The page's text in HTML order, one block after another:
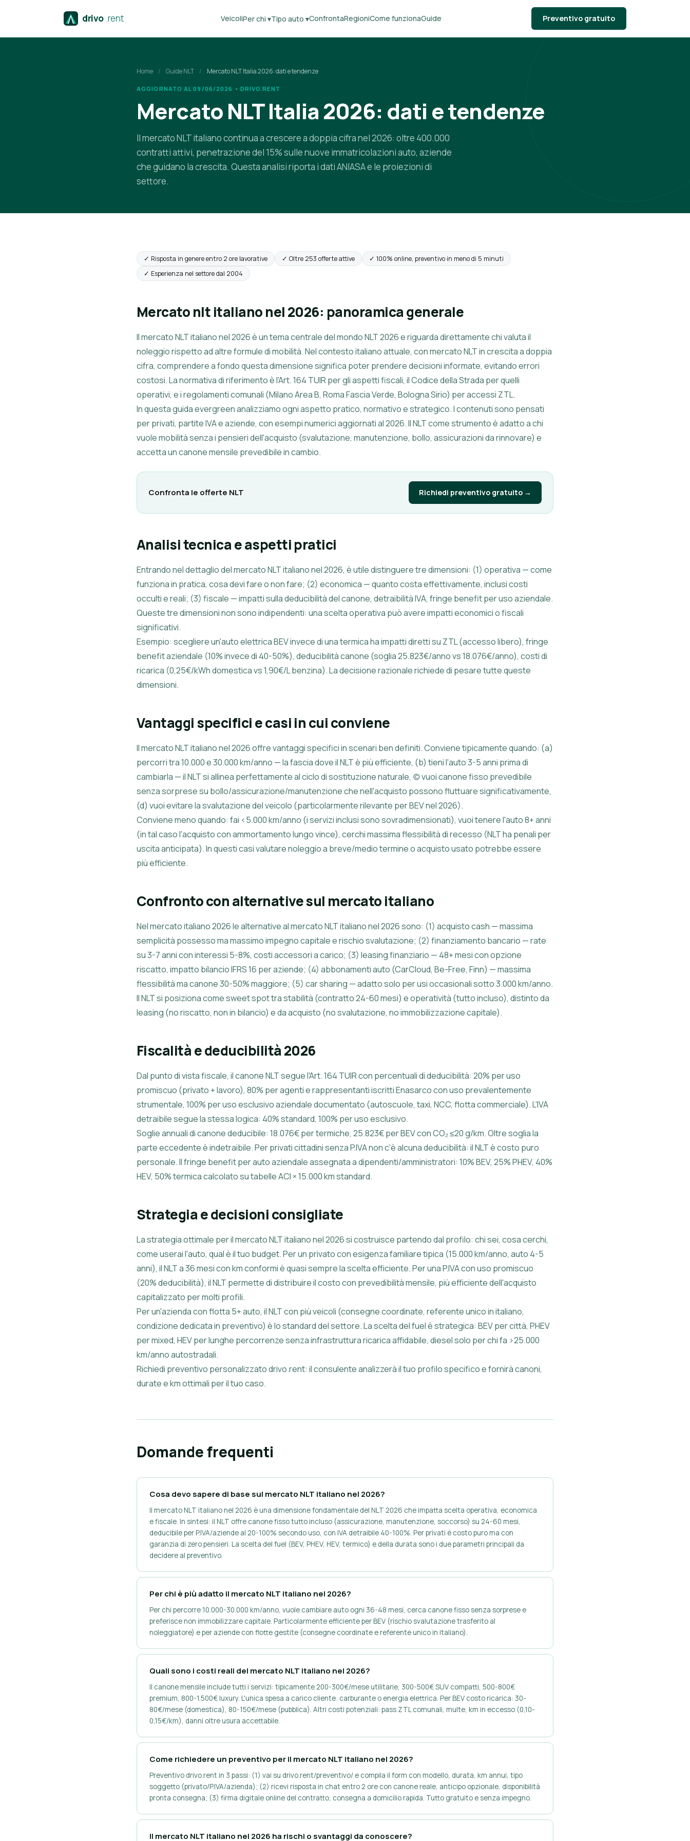
drivo .rent VeicoliPer chi ▾Tipo auto ▾ConfrontaRegioniCome funzionaGuide Preventivo gratuito
Home / Guide NLT / Mercato NLT Italia 2026: dati e tendenze
AGGIORNATO AL 09/06/2026 • DRIVO.RENT
Mercato NLT Italia 2026: dati e tendenze
Il mercato NLT italiano continua a crescere a doppia cifra nel 2026: oltre 400.000
contratti attivi, penetrazione del 15% sulle nuove immatricolazioni auto, aziende
che guidano la crescita. Questa analisi riporta i dati ANIASA e le proiezioni di
settore.
✓ Risposta in genere entro 2 ore lavorative ✓ Oltre 253 offerte attive
✓ 100% online, preventivo in meno di 5 minuti
✓ Esperienza nel settore dal 2004
Mercato nlt italiano nel 2026: panoramica generale
Il mercato NLT italiano nel 2026 è un tema centrale del mondo NLT 2026 e riguarda direttamente chi valuta il
noleggio rispetto ad altre formule di mobilità. Nel contesto italiano attuale, con mercato NLT in crescita a doppia
cifra, comprendere a fondo questa dimensione significa poter prendere decisioni informate, evitando errori
costosi. La normativa di riferimento è l'Art. 164 TUIR per gli aspetti fiscali, il Codice della Strada per quelli
operativi, e i regolamenti comunali (Milano Area B, Roma Fascia Verde, Bologna Sirio) per accessi ZTL.
In questa guida evergreen analizziamo ogni aspetto pratico, normativo e strategico. I contenuti sono pensati
per privati, partite IVA e aziende, con esempi numerici aggiornati al 2026. Il NLT come strumento è adatto a chi
vuole mobilità senza i pensieri dell'acquisto (svalutazione, manutenzione, bollo, assicurazioni da rinnovare) e
accetta un canone mensile prevedibile in cambio.
Confronta le offerte NLT Richiedi preventivo gratuito →
Analisi tecnica e aspetti pratici
Entrando nel dettaglio del mercato NLT italiano nel 2026, è utile distinguere tre dimensioni: (1) operativa — come
funziona in pratica, cosa devi fare o non fare; (2) economica — quanto costa effettivamente, inclusi costi
occulti e reali; (3) fiscale — impatti sulla deducibilità del canone, detraibilità IVA, fringe benefit per uso aziendale.
Queste tre dimensioni non sono indipendenti: una scelta operativa può avere impatti economici o fiscali
significativi.
Esempio: scegliere un'auto elettrica BEV invece di una termica ha impatti diretti su ZTL (accesso libero), fringe
benefit aziendale (10% invece di 40-50%), deducibilità canone (soglia 25.823€/anno vs 18.076€/anno), costi di
ricarica (0,25€/kWh domestica vs 1,90€/L benzina). La decisione razionale richiede di pesare tutte queste
dimensioni.
Vantaggi specifici e casi in cui conviene
Il mercato NLT italiano nel 2026 offre vantaggi specifici in scenari ben definiti. Conviene tipicamente quando: (a)
percorri tra 10.000 e 30.000 km/anno — la fascia dove il NLT è più efficiente, (b) tieni l'auto 3-5 anni prima di
cambiarla — il NLT si allinea perfettamente al ciclo di sostituzione naturale, (c) vuoi canone fisso prevedibile
senza sorprese su bollo/assicurazione/manutenzione che nell'acquisto possono fluttuare significativamente,
(d) vuoi evitare la svalutazione del veicolo (particolarmente rilevante per BEV nel 2026).
Conviene meno quando: fai <5.000 km/anno (i servizi inclusi sono sovradimensionati), vuoi tenere l'auto 8+ anni
(in tal caso l'acquisto con ammortamento lungo vince), cerchi massima flessibilità di recesso (NLT ha penali per
uscita anticipata). In questi casi valutare noleggio a breve/medio termine o acquisto usato potrebbe essere
più efficiente.
Confronto con alternative sul mercato italiano
Nel mercato italiano 2026 le alternative al mercato NLT italiano nel 2026 sono: (1) acquisto cash — massima
semplicità possesso ma massimo impegno capitale e rischio svalutazione; (2) finanziamento bancario — rate
su 3-7 anni con interessi 5-8%, costi accessori a carico; (3) leasing finanziario — 48+ mesi con opzione
riscatto, impatto bilancio IFRS 16 per aziende; (4) abbonamenti auto (CarCloud, Be-Free, Finn) — massima
flessibilità ma canone 30-50% maggiore; (5) car sharing — adatto solo per usi occasionali sotto 3.000 km/anno.
Il NLT si posiziona come sweet spot tra stabilità (contratto 24-60 mesi) e operatività (tutto incluso), distinto da
leasing (no riscatto, non in bilancio) e da acquisto (no svalutazione, no immobilizzazione capitale).
Fiscalità e deducibilità 2026
Dal punto di vista fiscale, il canone NLT segue l'Art. 164 TUIR con percentuali di deducibilità: 20% per uso
promiscuo (privato + lavoro), 80% per agenti e rappresentanti iscritti Enasarco con uso prevalentemente
strumentale, 100% per uso esclusivo aziendale documentato (autoscuole, taxi, NCC, flotta commerciale). L'IVA
detraibile segue la stessa logica: 40% standard, 100% per uso esclusivo.
Soglie annuali di canone deducibile: 18.076€ per termiche, 25.823€ per BEV con CO₂ ≤20 g/km. Oltre soglia la
parte eccedente è indetraibile. Per privati cittadini senza P.IVA non c'è alcuna deducibilità: il NLT è costo puro
personale. Il fringe benefit per auto aziendale assegnata a dipendenti/amministratori: 10% BEV, 25% PHEV, 40%
HEV, 50% termica calcolato su tabelle ACI × 15.000 km standard.
Strategia e decisioni consigliate
La strategia ottimale per il mercato NLT italiano nel 2026 si costruisce partendo dal profilo: chi sei, cosa cerchi,
come userai l'auto, qual è il tuo budget. Per un privato con esigenza familiare tipica (15.000 km/anno, auto 4-5
anni), il NLT a 36 mesi con km conformi è quasi sempre la scelta efficiente. Per una P.IVA con uso promiscuo
(20% deducibilità), il NLT permette di distribuire il costo con prevedibilità mensile, più efficiente dell'acquisto
capitalizzato per molti profili.
Per un'azienda con flotta 5+ auto, il NLT con più veicoli (consegne coordinate, referente unico in italiano,
condizione dedicata in preventivo) è lo standard del settore. La scelta del fuel è strategica: BEV per città, PHEV
per mixed, HEV per lunghe percorrenze senza infrastruttura ricarica affidabile, diesel solo per chi fa >25.000
km/anno autostradali.
Richiedi preventivo personalizzato drivo.rent: il consulente analizzerà il tuo profilo specifico e fornirà canoni,
durate e km ottimali per il tuo caso.
Domande frequenti
Cosa devo sapere di base sul mercato NLT italiano nel 2026?
Il mercato NLT italiano nel 2026 è una dimensione fondamentale del NLT 2026 che impatta scelta operativa, economica
e fiscale. In sintesi: il NLT offre canone fisso tutto incluso (assicurazione, manutenzione, soccorso) su 24-60 mesi,
deducibile per P.IVA/aziende al 20-100% secondo uso, con IVA detraibile 40-100%. Per privati è costo puro ma con
garanzia di zero pensieri. La scelta del fuel (BEV, PHEV, HEV, termico) e della durata sono i due parametri principali da
decidere al preventivo.
Per chi è più adatto il mercato NLT italiano nel 2026?
Per chi percorre 10.000-30.000 km/anno, vuole cambiare auto ogni 36-48 mesi, cerca canone fisso senza sorprese e
preferisce non immobilizzare capitale. Particolarmente efficiente per BEV (rischio svalutazione trasferito al
noleggiatore) e per aziende con flotte gestite (consegne coordinate e referente unico in italiano).
Quali sono i costi reali del mercato NLT italiano nel 2026?
Il canone mensile include tutti i servizi: tipicamente 200-300€/mese utilitarie, 300-500€ SUV compatti, 500-800€
premium, 800-1.500€ luxury. L'unica spesa a carico cliente: carburante o energia elettrica. Per BEV costo ricarica: 30-
80€/mese (domestica), 80-150€/mese (pubblica). Altri costi potenziali: pass ZTL comunali, multe, km in eccesso (0,10-
0,15€/km), danni oltre usura accettabile.
Come richiedere un preventivo per il mercato NLT italiano nel 2026?
Preventivo drivo.rent in 3 passi: (1) vai su drivo.rent/preventivo/ e compila il form con modello, durata, km annui, tipo
soggetto (privato/P.IVA/azienda); (2) ricevi risposta in chat entro 2 ore con canone reale, anticipo opzionale, disponibilità
pronta consegna; (3) firma digitale online del contratto, consegna a domicilio rapida. Tutto gratuito e senza impegno.
Il mercato NLT italiano nel 2026 ha rischi o svantaggi da conoscere?